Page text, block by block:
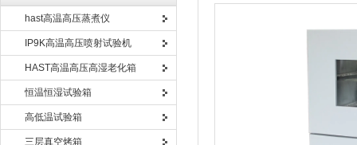
hast高温高压蒸煮仪
IP9K高温高压喷射试验机
HAST高温高压高湿老化箱
恒温恒湿试验箱
高低温试验箱
三层真空烤箱